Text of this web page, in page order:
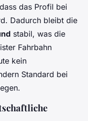
das Profil bei
Dadurch bleibt die
stabil, was die
Fahrbahn
kein
Standard bei